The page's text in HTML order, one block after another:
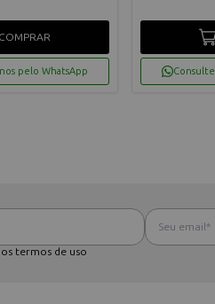
COMPRAR
pelo WhatsApp
termos de uso